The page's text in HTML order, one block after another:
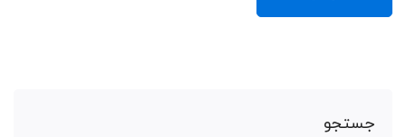
جستجو